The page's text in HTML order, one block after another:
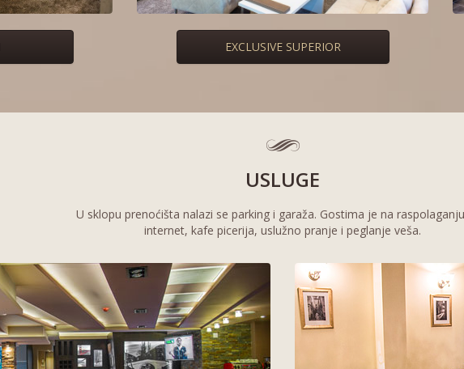
EXCLUSIVE SUPERIOR
USLUGE
U sklopu prenoćišta nalazi se parking i garaža. Gostima je na
internet, kafe picerija, uslužno pranje i peglanje veša.